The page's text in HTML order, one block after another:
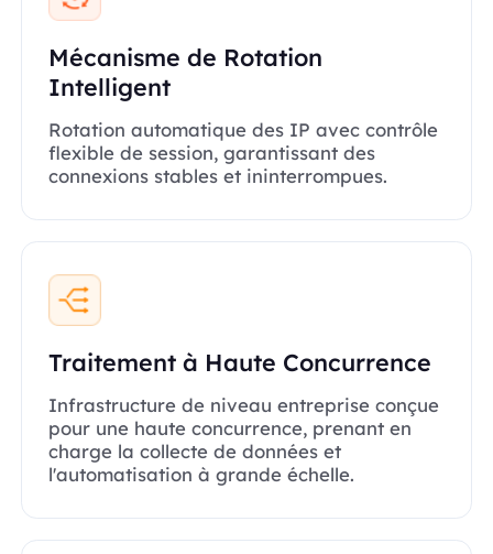
Mécanisme de Rotation
Intelligent
Rotation automatique des IP avec contrôle
flexible de session, garantissant des
connexions stables et ininterrompues.
Traitement à Haute Concurrence
Infrastructure de niveau entreprise conçue
pour une haute concurrence, prenant en
charge la collecte de données et
l'automatisation à grande échelle.